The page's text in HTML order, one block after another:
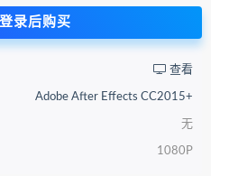
登录后购买
查看
Adobe After Effects CC2015+
无
1080P